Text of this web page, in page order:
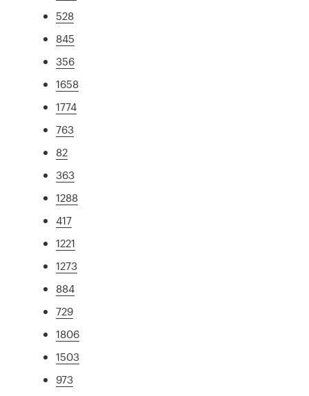
528
845
356
1658
1774
763
82
363
1288
417
1221
1273
884
729
1806
1503
973